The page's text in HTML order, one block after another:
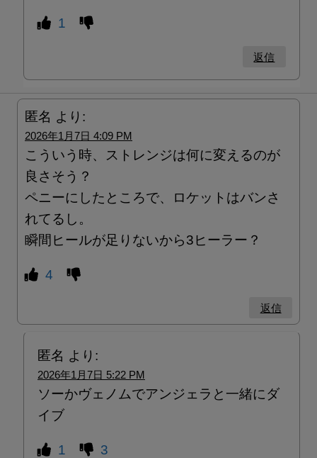
1
返信
匿名 より:
2026年1月7日 4:09 PM
こういう時、ストレンジは何に変えるのが
良さそう？
ペニーにしたところで、ロケットはバンさ
れてるし。
瞬間ヒールが足りないから3ヒーラー？
4
返信
匿名 より:
2026年1月7日 5:22 PM
ソーかヴェノムでアンジェラと一緒にダ
イブ
1 3